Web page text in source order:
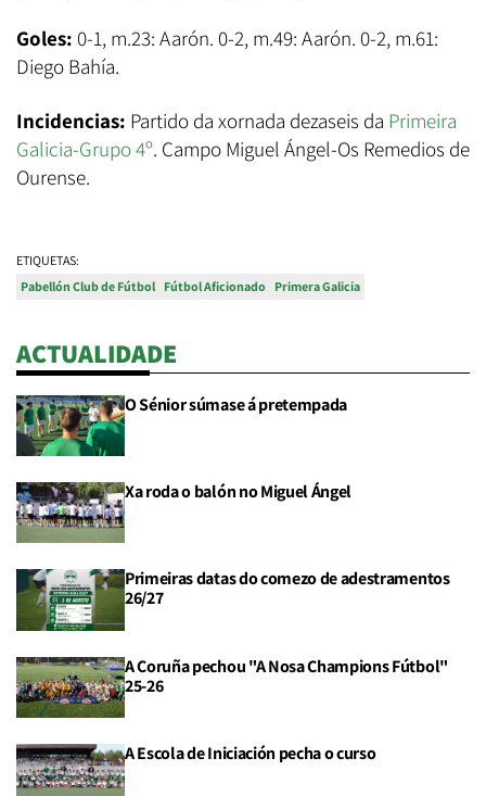
Goles: 0-1, m.23: Aarón. 0-2, m.49: Aarón. 0-2, m.61:
Diego Bahía.
Incidencias: Partido da xornada dezaseis da Primeira
Galicia-Grupo 4º. Campo Miguel Ángel-Os Remedios de
Ourense.
ETIQUETAS:
Pabellón Club de Fútbol Fútbol Aficionado Primera Galicia
ACTUALIDADE
O Sénior súmase á pretempada
Xa roda o balón no Miguel Ángel
Primeiras datas do comezo de adestramentos
26/27
A Coruña pechou "A Nosa Champions Fútbol"
25-26
A Escola de Iniciación pecha o curso